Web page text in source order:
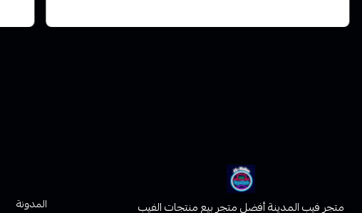
متجر فيب المدينة أفضل متجر بيع منتجات الفيب
المدونة